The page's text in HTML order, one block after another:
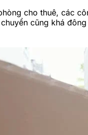
cho thuê, các
cũng khá